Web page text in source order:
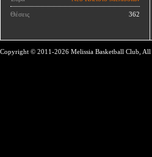
Θέσεις 362
Copyright © 2011-2026 Melissia Basketball Club, All